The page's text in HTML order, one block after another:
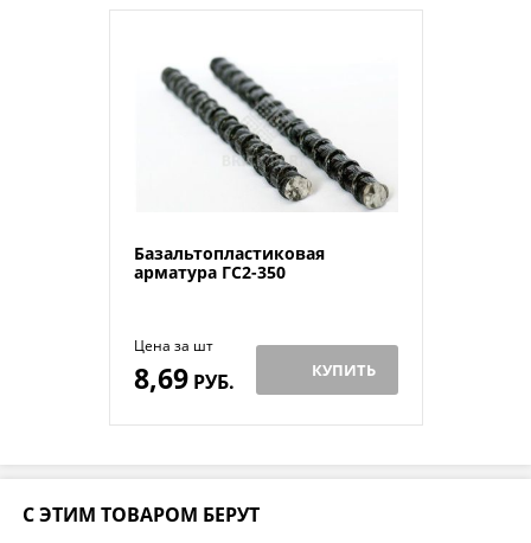
Базальтопластиковая
арматура ГС2-350
Цена за шт
8,69РУБ. КУПИТЬ
С ЭТИМ ТОВАРОМ БЕРУТ